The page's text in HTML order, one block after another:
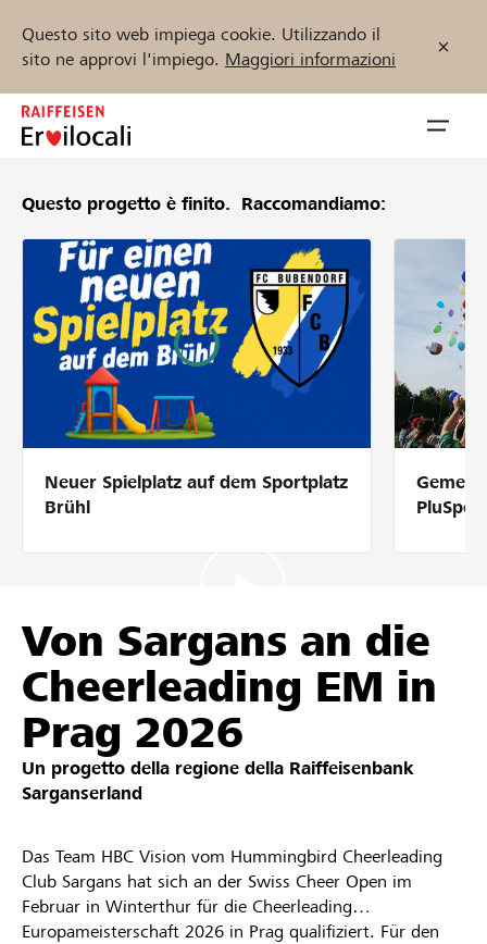
Questo sito web impiega cookie. Utilizzando il
sito ne approvi l'impiego. Maggiori informazioni
Zum
Inhalt
Sostenere
Aiuto & supporto
Partner / Banche Raiffeisen
Collegarsi
Registrazione
Trova progetti e organizzazioni
DE FR IT
Questo progetto è finito. Raccomandiamo:
Neuer Spielplatz auf dem Sportplatz
Brühl
Von Sargans an die
Cheerleading EM in
Prag 2026
Un progetto della regione della Raiffeisenbank
Sarganserland
Das Team HBC Vision vom Hummingbird Cheerleading
Club Sargans hat sich an der Swiss Cheer Open im
Februar in Winterthur für die Cheerleading
Europameisterschaft 2026 in Prag qualifiziert. Für den